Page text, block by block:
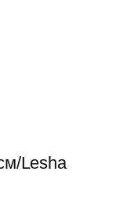
Lesha